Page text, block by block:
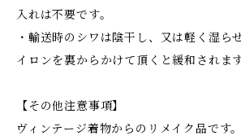
入れは不要です。
・輸送時のシワは陰干し、又は軽く湿ら
イロンを裏からかけて頂くと緩和されます
【その他注意事項】
ヴィンテージ着物からのリメイク品です